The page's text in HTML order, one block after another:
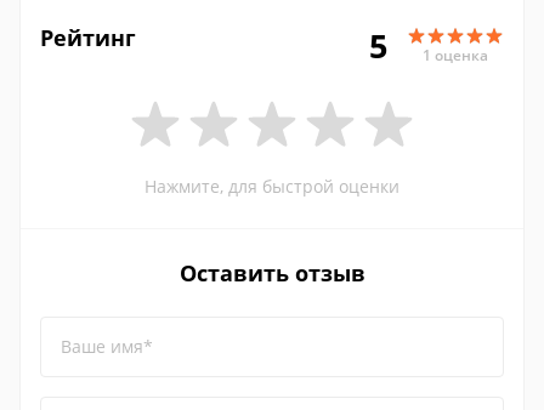
Рейтинг 5 1 оценка
Нажмите, для быстрой оценки
Оставить отзыв
Ваше имя*